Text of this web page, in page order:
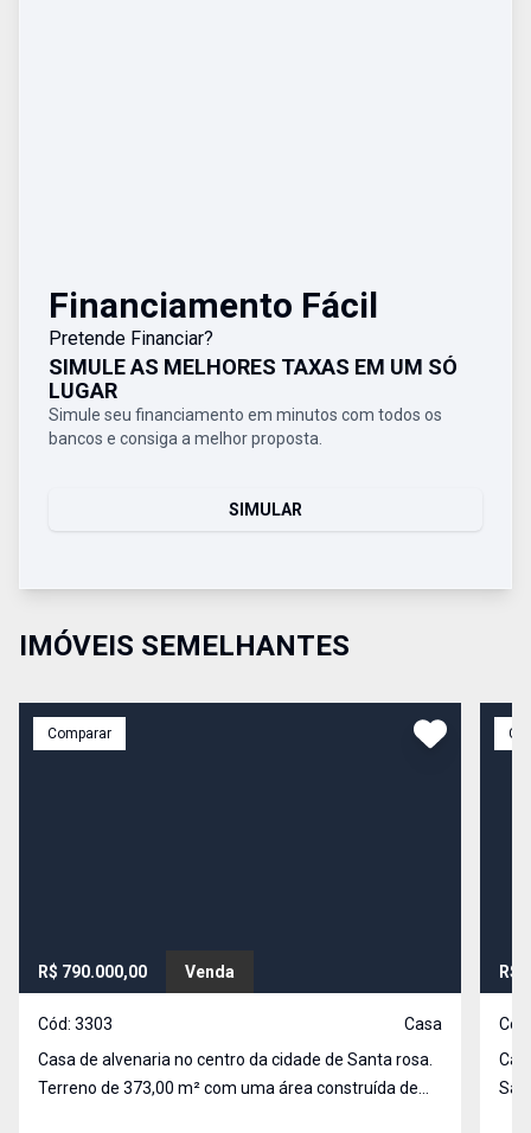
Financiamento Fácil
Pretende Financiar?
SIMULE AS MELHORES TAXAS EM UM SÓ
LUGAR
Simule seu financiamento em minutos com todos os
bancos e consiga a melhor proposta.
SIMULAR
IMÓVEIS SEMELHANTES
Comparar
R$ 790.000,00 Venda
Cód: 3303
Casa
Casa de alvenaria no centro da cidade de Santa rosa.
Terreno de 373,00 m² com uma área construída de
R$
Santa Rosa RS.